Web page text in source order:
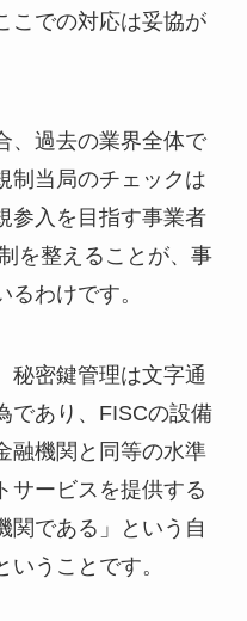
こでの対応は妥協が
、過去の業界全体で
制当局のチェックは
参入を目指す事業者
を整えることが、事
わけです。
秘密鍵管理は文字通
であり、FISCの設備
融機関と同等の水準
サービスを提供する
関である」という自
うことです。